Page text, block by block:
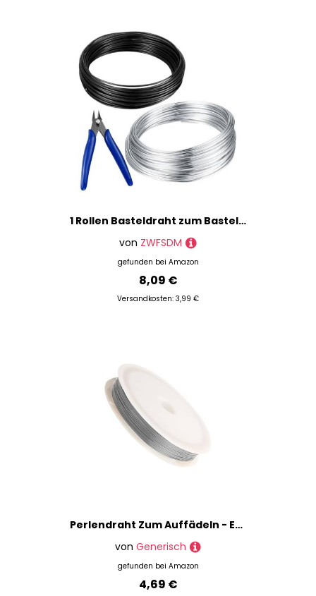
1 Rollen Basteldraht zum Basteln, Basteldraht,Aluminiumdraht,Schmuckdraht, Bindedraht für DIY Modellbau Bastel Draht, Florist Craft Schmuckdraht, mit Pinzette (schwarz,Silber, 2mm*10m)
von ZWFSDM
gefunden bei Amazon
8,09 €
Versandkosten: 3,99 €
Perlendraht Zum Auffädeln - Edelstahl Dünner Schmuckdraht - Gold Silber Bastelbedarf Für Anfänger Halskette Ornamente
von Generisch
gefunden bei Amazon
4,69 €